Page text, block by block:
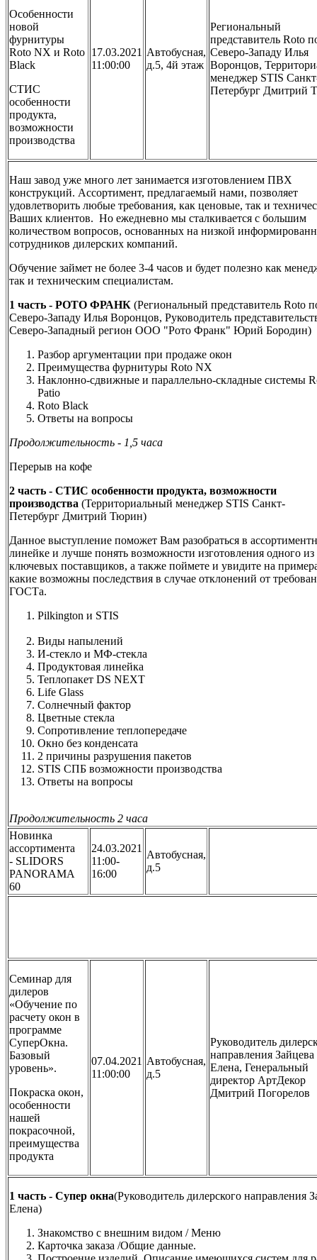
Особенности
новой
фурнитуры
Roto NX и Roto
Black
СТИС
особенности
продукта,
возможности
производства
17.03.2021
11:00:00
Автобусная,
д.5, 4й этаж
Региональный
представитель Roto
Северо-Западу Илья
Воронцов,
менеджер STIS
Петербург Дмитрий
Наш завод уже много лет занимается изготовлением ПВХ
конструкций. Ассортимент, предлагаемый нами, позволяет
удовлетворить любые требования, как ценовые, так и
Ваших клиентов. Но ежедневно мы сталкивается с большим
количеством вопросов, основанных на низкой
сотрудников дилерских компаний.
Обучение займет не более 3-4 часов и будет полезно как
так и техническим специалистам.
1 часть - РОТО ФРАНК (Региональный представитель Roto
Северо-Западу Илья Воронцов, Руководитель
Северо-Западный регион ООО "Рото Франк" Юрий Бородин)
Разбор аргументации при продаже окон
Преимущества фурнитуры Roto NX
Наклонно-сдвижные и параллельно-складные системы
Patio
Roto Black
Ответы на вопросы
Продолжительность - 1,5 часа
Перерыв на кофе
2 часть - СТИС особенности продукта, возможности
производства (Территориальный менеджер STIS Санкт-
Петербург Дмитрий Тюрин)
Данное выступление поможет Вам разобраться в
линейке и лучше понять возможности изготовления одного
ключевых поставщиков, а также поймете и увидите на
какие возможны последствия в случае отклонений от
ГОСТа.
Pilkington и STIS
Виды напылений
И-стекло и МФ-стекла
Продуктовая линейка
Теплопакет DS NEXT
Life Glass
Солнечный фактор
Цветные стекла
Сопротивление теплопередаче
Окно без конденсата
2 причины разрушения пакетов
STIS СПБ возможности производства
Ответы на вопросы
Продолжительность 2 часа
Новинка
ассортимента
- SLIDORS
PANORAMA
60
24.03.2021
11:00-
16:00
Автобусная,
д.5
Семинар для
дилеров
«Обучение по
расчету окон в
программе
СуперОкна.
Базовый
уровень».
Покраска окон,
особенности
нашей
покрасочной,
преимущества
продукта
07.04.2021
11:00:00
Автобусная,
д.5
Руководитель
направления Зайцева
Елена, Генеральный
директор АртДекор
Дмитрий Погорелов
1 часть - Супер окна(Руководитель дилерского направления
Елена)
Знакомство с внешним видом / Меню
Карточка заказа /Общие данные.